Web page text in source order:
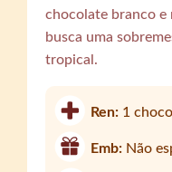
chocolate branco e
busca uma
tropical.
Ren: 1
Emb: Não